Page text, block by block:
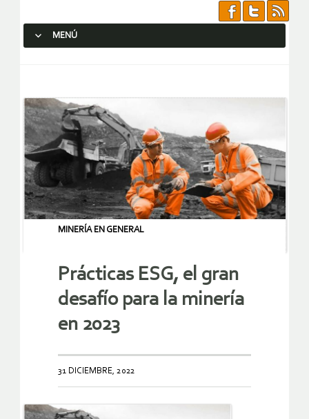
MENÚ
MINERÍA EN GENERAL
Prácticas ESG, el gran
desafío para la minería
en 2023
31 DICIEMBRE, 2022